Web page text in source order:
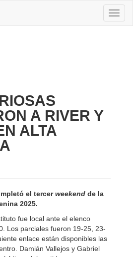
A RIVER Y
ALTA
el tercerweekend de la
2025.
fue local ante el elenco
Los parciales fueron 19-25, 23-
enlace están disponibles las
Damián Vallejos y Gabriel